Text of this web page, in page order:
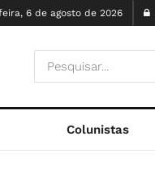
6 de agosto de 2026
Colunistas